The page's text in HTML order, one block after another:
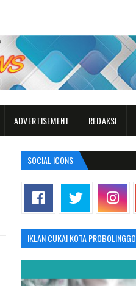
ADVERTISEMENT REDAKSI
SOCIAL ICONS
IKLAN CUKAI KOTA PROBOLINGGO